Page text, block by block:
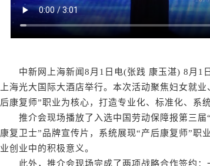
中新网上海新闻8月1日电(张践 康玉湛) 8月1
上海光大国际大酒店举行。本次活动聚焦妇女就
后康复师”职业为核心，打造专业化、标准化、系
推介会现场播放了入选中国劳动保障报第三届
康复卫士”品牌宣传片，系统展现“产后康复师”职
业创业中的积极意义。
此外，推介会现场完成了两项战略合作签约：